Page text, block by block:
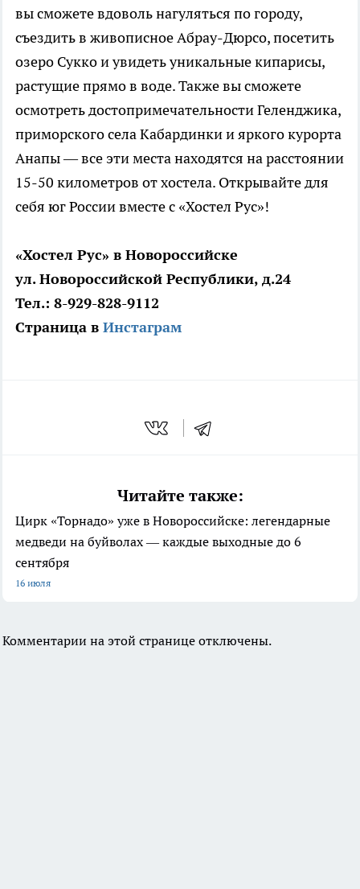
вы сможете вдоволь нагуляться по городу,
съездить в живописное Абрау-Дюрсо, посетить
озеро Сукко и увидеть уникальные кипарисы,
растущие прямо в воде. Также вы сможете
осмотреть достопримечательности Геленджика,
приморского села Кабардинки и яркого курорта
Анапы — все эти места находятся на расстоянии
15-50 километров от хостела. Открывайте для
себя юг России вместе с «Хостел Рус»!
«Хостел Рус» в Новороссийске
ул. Новороссийской Республики, д.24
Тел.: 8-929-828-9112
Страница в Инстаграм
Читайте также:
Цирк «Торнадо» уже в Новороссийске: легендарные
медведи на буйволах — каждые выходные до 6
сентября
16 июля
Комментарии на этой странице отключены.